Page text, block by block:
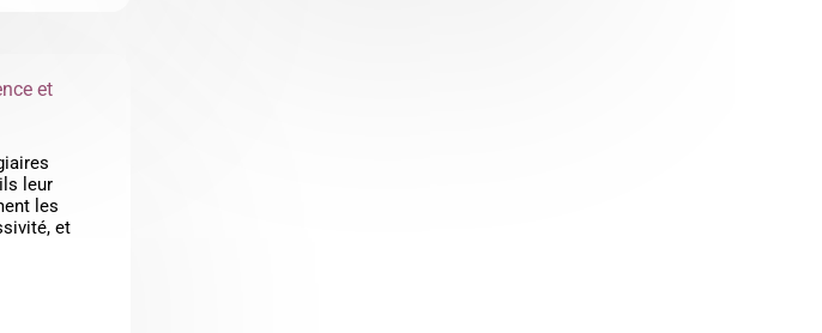
et
leur
les
et